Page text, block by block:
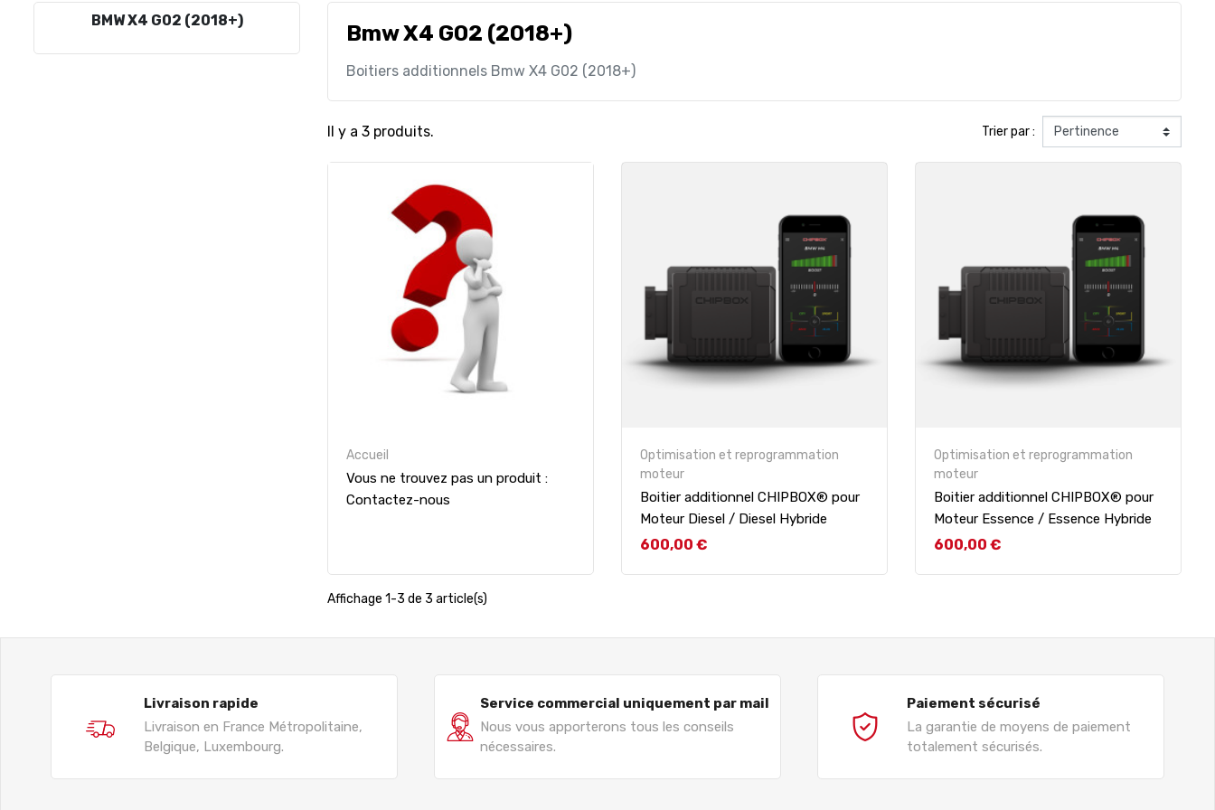
BMW X4 G02 (2018+)
Bmw X4 G02 (2018+)
Boitiers additionnels Bmw X4 G02 (2018+)
Il y a 3 produits. Trier par :
Accueil
Vous ne trouvez pas un produit :
Contactez-nous
Optimisation et reprogrammation
moteur
Boitier additionnel CHIPBOX® pour
Moteur Diesel / Diesel Hybride
Prix
600,00 €
Optimisation et reprogrammation
moteur
Boitier additionnel CHIPBOX® pour
Moteur Essence / Essence Hybride
Prix
600,00 €
Affichage 1-3 de 3 article(s)
Livraison rapide
Livraison en France Métropolitaine,
Belgique, Luxembourg.
Service commercial uniquement par mail
Nous vous apporterons tous les conseils
nécessaires.
Paiement sécurisé
La garantie de moyens de paiement
totalement sécurisés.